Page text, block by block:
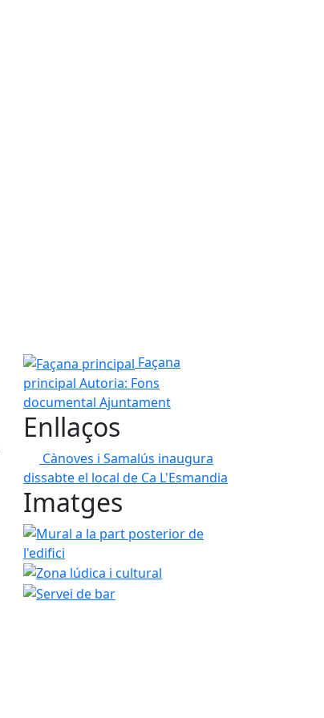
Façana principal
Façana
principal Autoria: Fons
documental Ajuntament
Enllaços
Cànoves i Samalús inaugura
dissabte el local de Ca L'Esmandia
Imatges
Mural a la part posterior de l'edifici
Zona lúdica i cultural